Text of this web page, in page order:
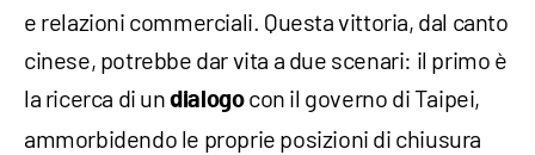
e relazioni commerciali. Questa vittoria, dal canto
cinese, potrebbe dar vita a due scenari: il primo è
la ricerca di undialogocon il governo di Taipei,
ammorbidendo le proprie posizioni di chiusura